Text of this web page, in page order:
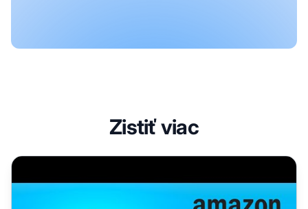
Zistiť viac
Aké produkty by som mal propagovať?